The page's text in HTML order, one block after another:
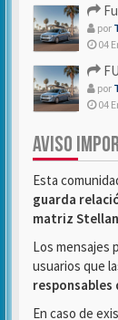
por
04
por
04
AVISO
Esta
guarda
matriz
Los mensajes
usuarios que
responsables
En caso de